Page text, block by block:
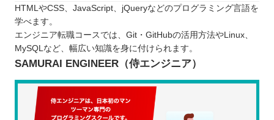
HTMLやCSS、JavaScript、jQueryなどのプログラミング言語を
学べます。
エンジニア転職コースでは、Git・GitHubの活用方法やLinux、
MySQLなど、幅広い知識を身に付けられます。
SAMURAI ENGINEER（侍エンジニア）